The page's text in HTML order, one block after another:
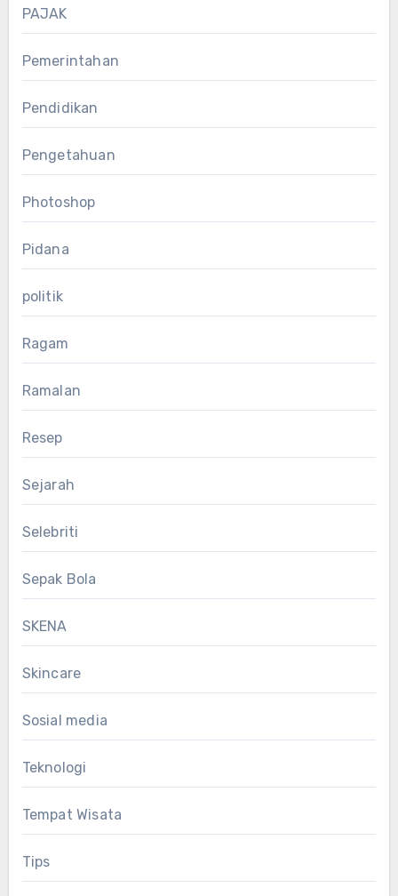
PAJAK
Pemerintahan
Pendidikan
Pengetahuan
Photoshop
Pidana
politik
Ragam
Ramalan
Resep
Sejarah
Selebriti
Sepak Bola
SKENA
Skincare
Sosial media
Teknologi
Tempat Wisata
Tips